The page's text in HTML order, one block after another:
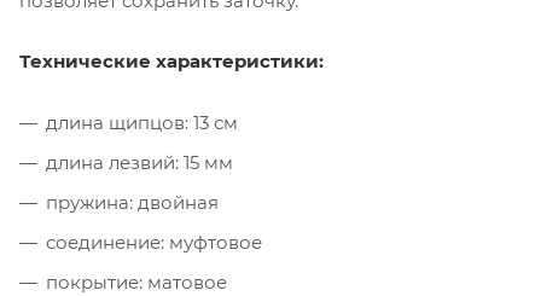
Технические характеристики:
длина щипцов: 13 см
длина лезвий: 15 мм
пружина: двойная
соединение: муфтовое
покрытие: матовое